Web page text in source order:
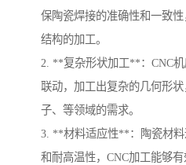
保陶瓷焊接的准确性和一致
结构的加工。
2. **复杂形状加工**：CNC
联动，加工出复杂的几何形
子、等领域的需求。
3. **材料适应性**：陶瓷材
和耐高温性，CNC加工能够